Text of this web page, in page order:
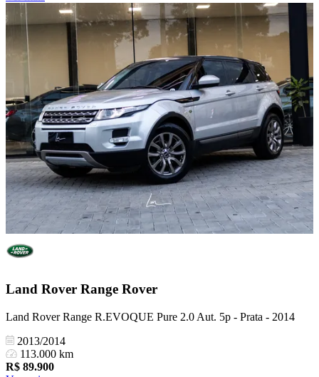
Land Rover Range Rover
Land Rover Range R.EVOQUE Pure 2.0 Aut. 5p - Prata - 2014
2013/2014
113.000 km
R$ 89.900